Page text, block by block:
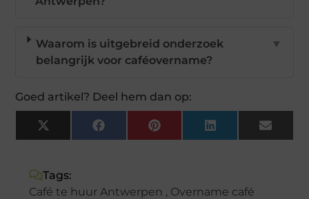
Waarom is uitgebreid onderzoek
belangrijk voor caféovername?
▼
Goed artikel? Deel hem dan op:
X
(Twitter)
FacebookPinterestLinkedIn Email
Tags:
Café te huur Antwerpen , Overname café